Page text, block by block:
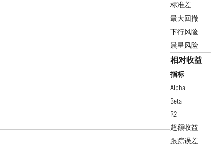
标准差
最大回撤
下行风险
晨星风险
相对收益
指标
Alpha
Beta
R2
超额收益
跟踪误差